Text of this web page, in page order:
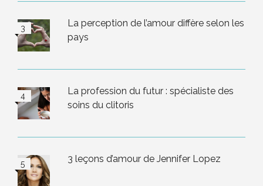
La perception de l’amour diffère selon les
pays
La profession du futur : spécialiste des
soins du clitoris
3 leçons d’amour de Jennifer Lopez